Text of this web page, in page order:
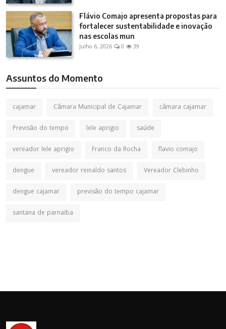
Flávio Comajo apresenta propostas para
fortalecer sustentabilidade e inovação
nas escolas mun
Julho 6, 2026 0 39
Assuntos do Momento
cajamar Câmara Municipal de Cajamar
câmara cajamar
Previsão do tempo
lele aprigio
saúde
vereador lele aprigio
Franco da Rocha
flavio comajo
dengue
vereador reinaldo santos
Vereador Clebinho
dengue cajamar
previsão do tempo cajamar
santana de parnaiba